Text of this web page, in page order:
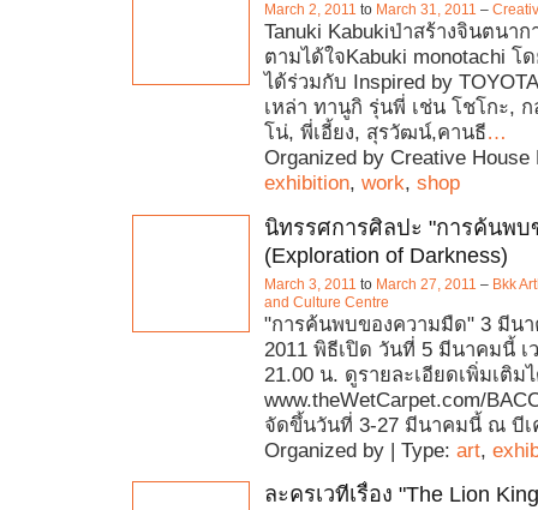
March 2, 2011 to March 31, 2011 –
Tanuki Kabukiป่าสร้างจินตนาก
ตามได้ใจKabuki monotachi โ
ได้ร่วมกับ Inspired by
เหล่า ทานูกิ รุ่นพี่ เช่น โชโกะ,
โน่, พี่เอี้ยง, สุรวัฒน์,คานธี…
Organized by Creative House
exhibition, work, shop
นิทรรศการศิลปะ "การค้นพบ
(Exploration of Darkness)
March 3, 2011 to March 27, 2011 – Bkk
and Culture Centre
"การค้นพบของความมืด" 3 มีน
2011 พิธีเปิด วันที่ 5 มีนาคมนี้ เ
21.00 น. ดูรายละเอียดเพิ่มเติม
www.theWetCarpet.com/
จัดขึ้นวันที่ 3-27 มีนาคมนี้ ณ บีเ
Organized by | Type: art,
ละครเวทีเรื่อง "The Lion